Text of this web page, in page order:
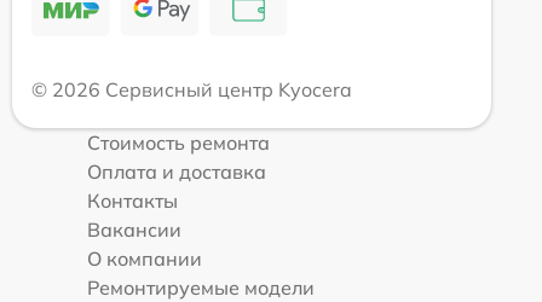
© 2026 Сервисный центр Kyocera
Стоимость ремонта
Оплата и доставка
Контакты
Вакансии
О компании
Ремонтируемые модели